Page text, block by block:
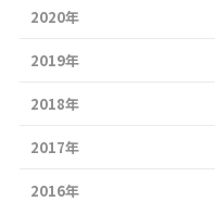
2020年
2019年
2018年
2017年
2016年